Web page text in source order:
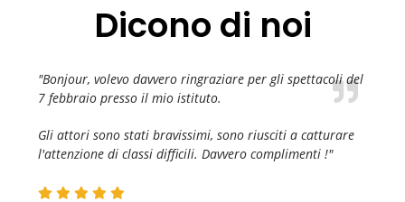
Dicono di noi
"Bonjour, volevo davvero ringraziare per gli spettacoli del
7 febbraio presso il mio istituto.
Gli attori sono stati bravissimi, sono riusciti a catturare
l'attenzione di classi difficili. Davvero complimenti !"